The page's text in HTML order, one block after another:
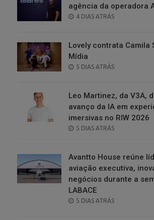
agência da operadora
POSTED
4 DIAS ATRÁS
Lovely contrata Camila
Mídia
POSTED
5 DIAS ATRÁS
Leo Martinez, da V3A,
avanço da IA em
imersivas no RIW 2026
POSTED
5 DIAS ATRÁS
Avantto House reúne
aviação executiva,
negócios durante a
LABACE
POSTED
5 DIAS ATRÁS